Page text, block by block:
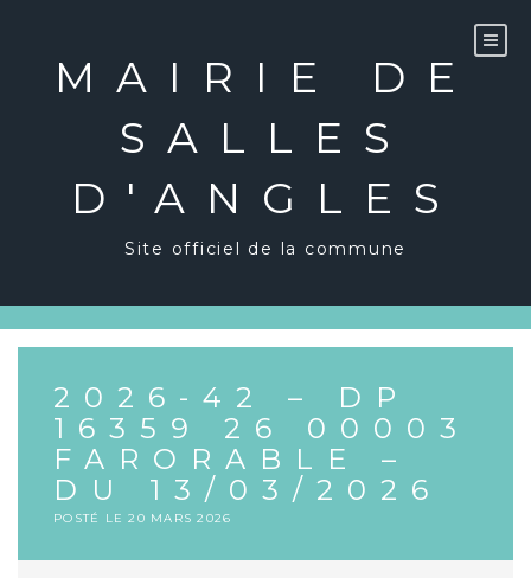
MAIRIE DE
SALLES
D'ANGLES
Site officiel de la commune
2026-42 – DP
16359 26 00003
FARORABLE –
DU 13/03/2026
POSTÉ LE20 MARS 2026